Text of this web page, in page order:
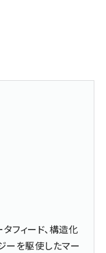
フィード、構造化
ーを駆使したマー